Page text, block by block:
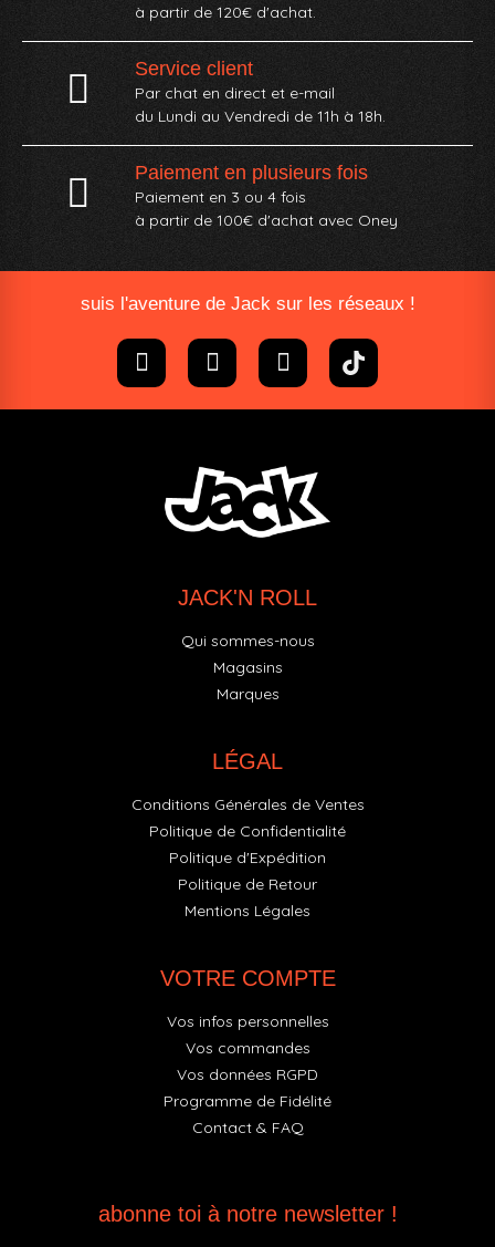
à partir de 120€ d'achat.
Service client
Par chat en direct et e-mail
du Lundi au Vendredi de 11h à 18h.
Paiement en plusieurs fois
Paiement en 3 ou 4 fois
à partir de 100€ d'achat avec Oney​
suis l'aventure de Jack sur les réseaux !
JACK'N ROLL
Qui sommes-nous
Magasins
Marques
LÉGAL
Conditions Générales de Ventes
Politique de Confidentialité
Politique d'Expédition
Politique de Retour
Mentions Légales
VOTRE COMPTE
Vos infos personnelles
Vos commandes
Vos données RGPD
Programme de Fidélité
Contact & FAQ
abonne toi à notre newsletter !